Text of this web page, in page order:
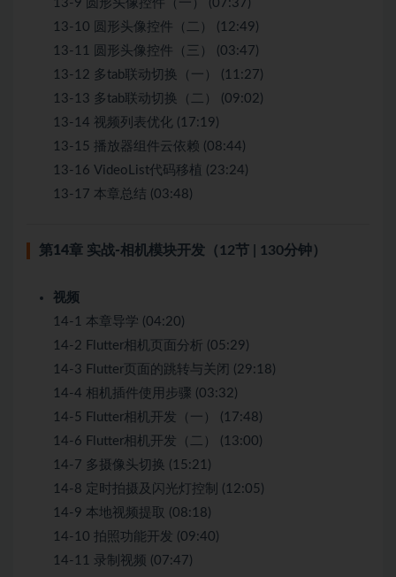
13-9 圆形头像控件（一） (07:37)
13-10 圆形头像控件（二） (12:49)
13-11 圆形头像控件（三） (03:47)
13-12 多tab联动切换（一） (11:27)
13-13 多tab联动切换（二） (09:02)
13-14 视频列表优化 (17:19)
13-15 播放器组件云依赖 (08:44)
13-16 VideoList代码移植 (23:24)
13-17 本章总结 (03:48)
第14章 实战-相机模块开发 （12节 | 130分钟）
视频
14-1 本章导学 (04:20)
14-2 Flutter相机页面分析 (05:29)
14-3 Flutter页面的跳转与关闭 (29:18)
14-4 相机插件使用步骤 (03:32)
14-5 Flutter相机开发（一） (17:48)
14-6 Flutter相机开发（二） (13:00)
14-7 多摄像头切换 (15:21)
14-8 定时拍摄及闪光灯控制 (12:05)
14-9 本地视频提取 (08:18)
14-10 拍照功能开发 (09:40)
14-11 录制视频 (07:47)